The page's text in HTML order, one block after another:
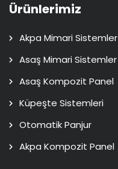
Ürünlerimiz
Akpa Mimari Sistemler
Asaş Mimari Sistemler
Asaş Kompozit Panel
Küpeşte Sistemleri
Otomatik Panjur
Akpa Kompozit Panel